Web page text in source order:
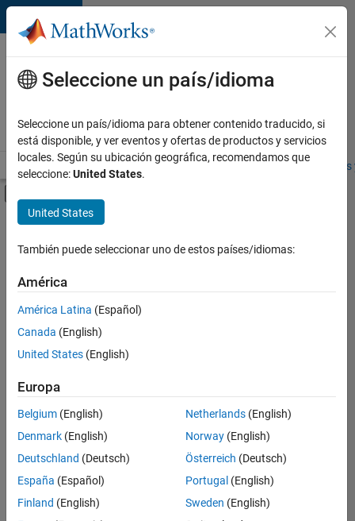
Saltar al contenido
Ofertas
de
empleo
MathWorks
Visión general Búsqueda de empleo Oficinas locales
Contenido principal
FILTRADO POR
Industry Marketing
Ordenar por
Guardar
empleos
seleccionados
No se
han
traducido
todos
Seleccione un país/idioma
Seleccione un país/idioma para obtener contenido traducido, si
está disponible, y ver eventos y ofertas de productos y servicios
locales. Según su ubicación geográfica, recomendamos que
seleccione:United States.
United States
También puede seleccionar uno de estos países/idiomas:
América
América Latina (Español)
Canada (English)
United States (English)
Europa
Belgium (English)
Denmark (English)
Deutschland (Deutsch)
España (Español)
Finland (English)
Netherlands(English)
Norway(English)
Österreich (Deutsch)
Portugal (English)
Sweden (English)